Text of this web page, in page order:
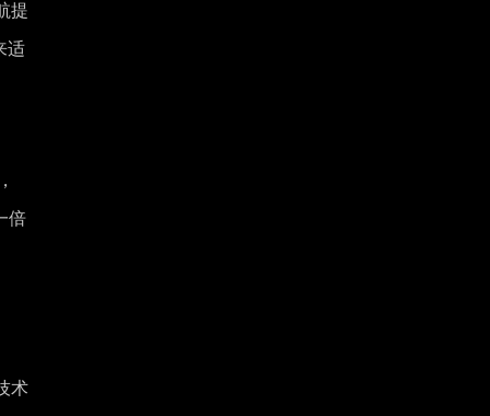
提
适
倍
术